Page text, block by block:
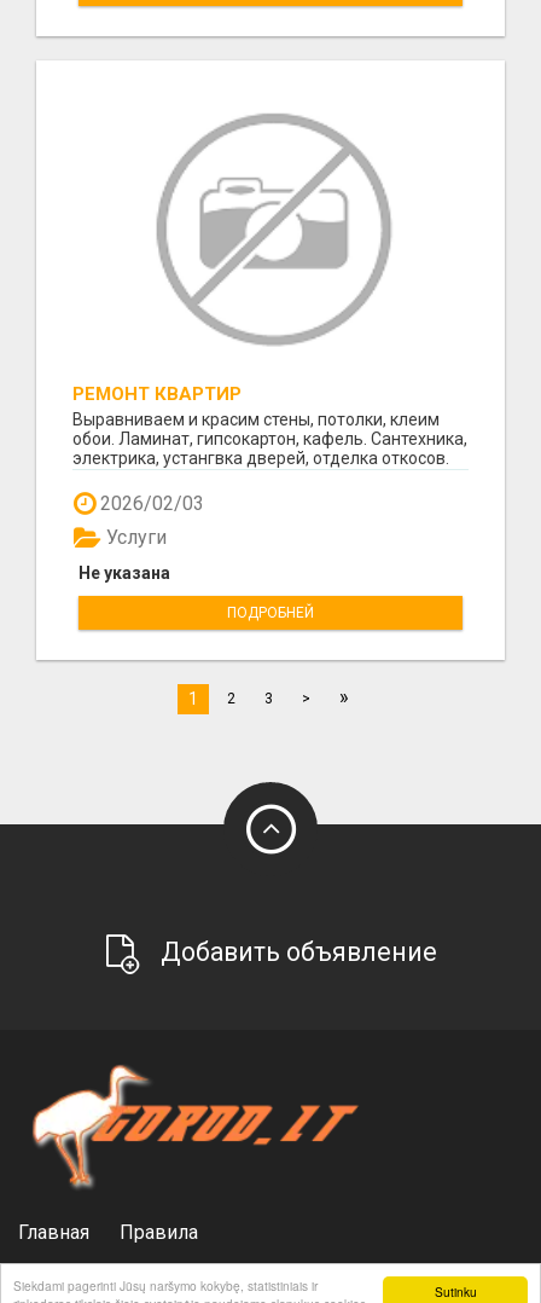
Sutinku
Siekdami pagerinti Jūsų naršymo kokybę, statistiniais ir
РЕМОНТ КВАРТИР
Выравниваем и красим стены, потолки, клеим
обои. Ламинат, гипсокартон, кафель. Сантехника,
электрика, устангвка дверей, отделка откосов.
2026/02/03
Не указана
Услуги
ПОДРОБНЕЙ
1 2 3 > »
Добавить объявление
Главная
Правила
Реклама